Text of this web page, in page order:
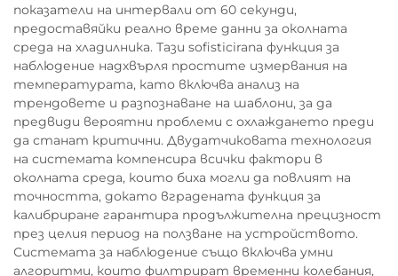
показатели на интервали от 60 секунди,
предоставяйки реално време данни за околната
среда на хладилника. Тази sofisticirana функция за
наблюдение надхвърля простите измервания на
температурата, като включва анализ на
трендовете и разпознаване на шаблони, за да
предвиди вероятни проблеми с охлаждането преди
да станат критични. Двудатчиковата технология
на системата компенсира всички фактори в
околната среда, които биха могли да повлият на
точността, докато вградената функция за
калибриране гарантира продължителна прецизност
през целия период на ползване на устройството.
Системата за наблюдение също включва умни
алгоритми, които филтрират временни колебания,